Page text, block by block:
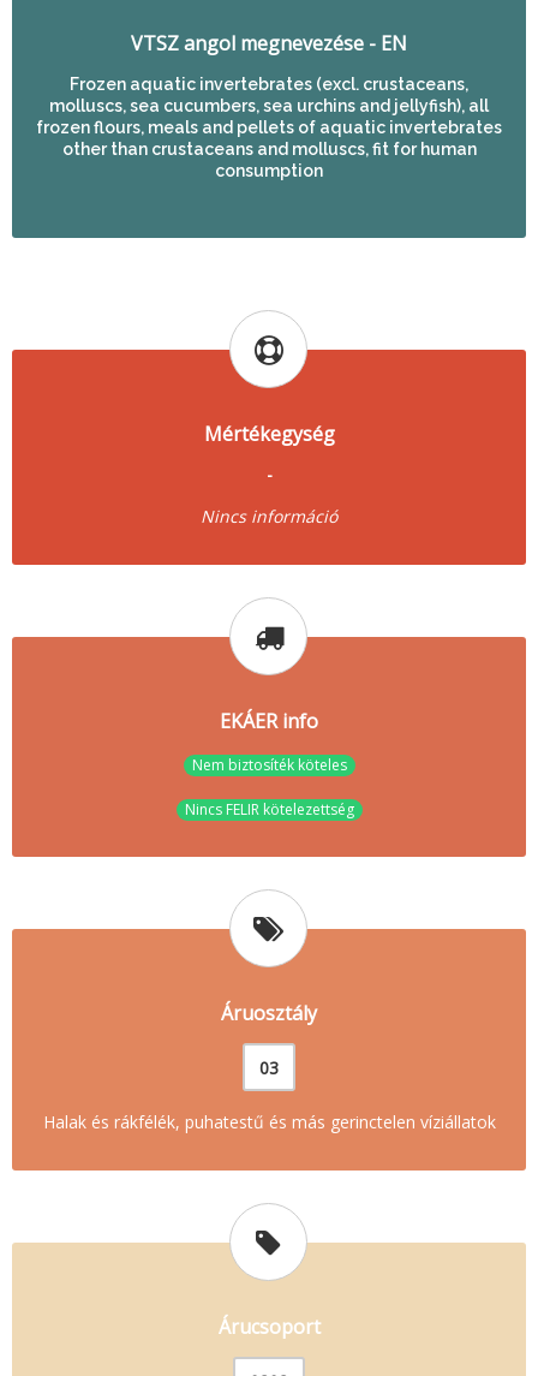
VTSZ angol megnevezése - EN
Frozen aquatic invertebrates (excl. crustaceans,
molluscs, sea cucumbers, sea urchins and jellyfish), all
frozen flours, meals and pellets of aquatic invertebrates
other than crustaceans and molluscs, fit for human
consumption
Mértékegység
-
Nincs információ
EKÁER info
Nem biztosíték köteles
Nincs FELIR kötelezettség
Áruosztály
03
Halak és rákfélék, puhatestű és más gerinctelen víziállatok
Árucsoport